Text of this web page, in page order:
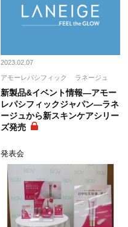
2023.02.07
アモーレパシフィック ラネージュ
新製品&イベント情報―アモー
レパシフィックジャパン―ラネ
ージュから新スキンケアシリー
ズ発売
発表会